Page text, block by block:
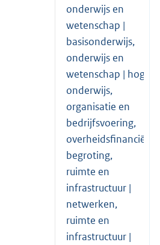
onderwijs en
wetenschap |
basisonderwijs,
onderwijs en
wetenschap | hoger
onderwijs,
organisatie en
bedrijfsvoering,
overheidsfinanciën |
begroting,
ruimte en
infrastructuur |
netwerken,
ruimte en
infrastructuur |